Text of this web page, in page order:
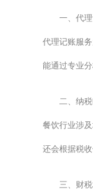
一、代
代理记账服
能通过专业
二、纳
餐饮行业涉
还会根据税
三、财